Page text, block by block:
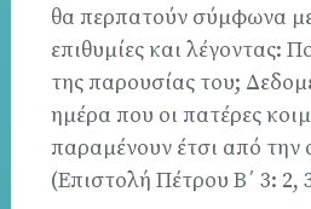
θα περπατούν σύμφωνα με
επιθυμίες και λέγοντας:
της παρουσίας του;
ημέρα που οι πατέρες
παραμένουν έτσι από την
(Επιστολή Πέτρου Β΄ 3: 2,